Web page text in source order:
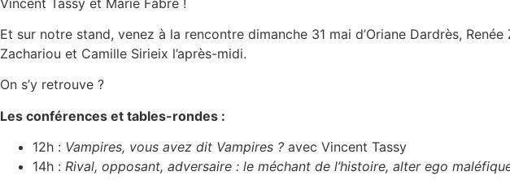
Et sur notre stand, venez à la rencontre dimanche 31 mai d’Oriane Dardrès,
Zachariou et Camille Sirieix l’après-midi.
On s’y retrouve ?
Les conférences et tables-rondes :
12h : Vampires, vous avez dit Vampires ? avec Vincent Tassy
14h : Rival, opposant, adversaire : le méchant de l’histoire, alter ego